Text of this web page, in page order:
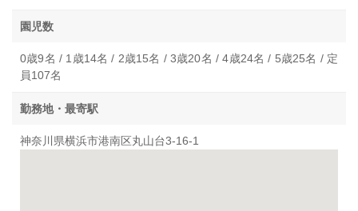
園児数
0歳9名 / 1歳14名 / 2歳15名 / 3歳20名 / 4歳24名 / 5歳25名 / 定
員107名
勤務地・最寄駅
神奈川県横浜市港南区丸山台3-16-1